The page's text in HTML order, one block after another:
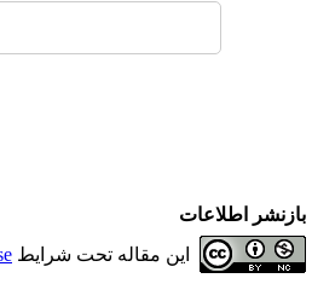
بازنشر اطلاعات
این مقاله تحت شرایط